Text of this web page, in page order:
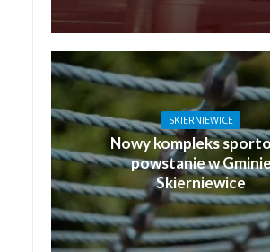
SKIERNIEWICE
Nowy kompleks
powstanie w
Skierniewice